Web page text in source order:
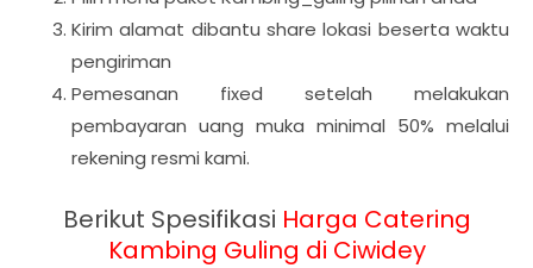
Kirim alamat dibantu share lokasi beserta waktu
pengiriman
Pemesanan fixed setelah melakukan
pembayaran uang muka minimal 50% melalui
rekening resmi kami.
Berikut Spesifikasi Harga Catering
Kambing Guling di Ciwidey